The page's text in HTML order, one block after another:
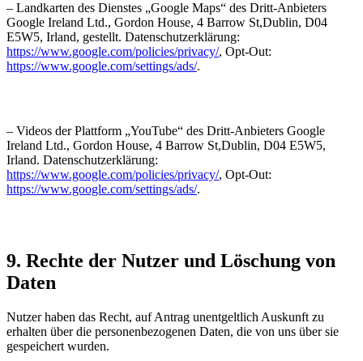
– Landkarten des Dienstes „Google Maps“ des Dritt-Anbieters
Google Ireland Ltd., Gordon House, 4 Barrow St,Dublin, D04
E5W5, Irland, gestellt. Datenschutzerklärung:
https://www.google.com/policies/privacy/, Opt-Out:
https://www.google.com/settings/ads/.
– Videos der Plattform „YouTube“ des Dritt-Anbieters Google
Ireland Ltd., Gordon House, 4 Barrow St,Dublin, D04 E5W5,
Irland. Datenschutzerklärung:
https://www.google.com/policies/privacy/, Opt-Out:
https://www.google.com/settings/ads/.
9. Rechte der Nutzer und Löschung von
Daten
Nutzer haben das Recht, auf Antrag unentgeltlich Auskunft zu
erhalten über die personenbezogenen Daten, die von uns über sie
gespeichert wurden.